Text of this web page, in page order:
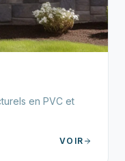
en PVC et
VOIR